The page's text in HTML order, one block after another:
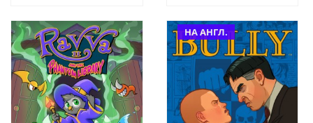
НА АНГЛ.